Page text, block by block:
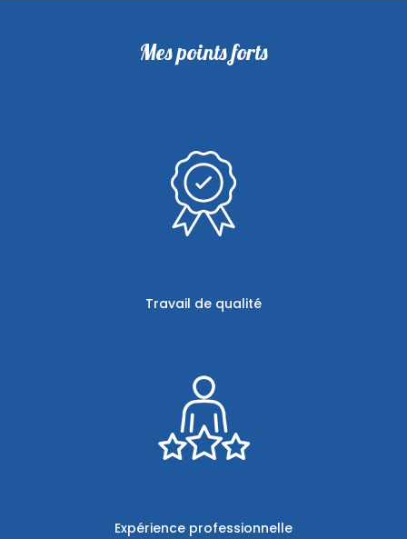
Mes points forts
Travail de qualité
Expérience professionnelle